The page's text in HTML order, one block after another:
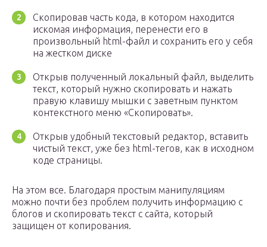
Скопировав часть кода, в котором находится
искомая информация, перенести его в
произвольный html-файл и сохранить его у себя
на жестком диске
Открыв полученный локальный файл, выделить
текст, который нужно скопировать и нажать
правую клавишу мышки с заветным пунктом
контекстного меню «Скопировать».
Открыв удобный текстовый редактор, вставить
чистый текст, уже без html-тегов, как в исходном
коде страницы.
На этом все. Благодаря простым манипуляциям
можно почти без проблем получить информацию с
блогов и скопировать текст с сайта, который
защищен от копирования.